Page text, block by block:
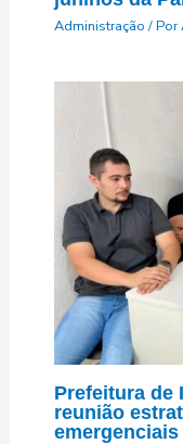
Administração/ Por
Prefeitura de
reunião